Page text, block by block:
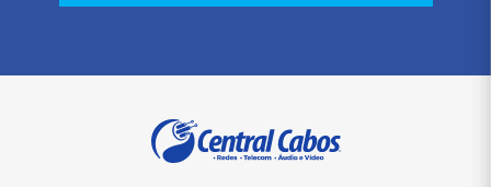
Lado do Receptor:
uma fonte de alimentação USB ou à
interface USB do dispositivo.
Conecte a porta HDMI do receptor ao